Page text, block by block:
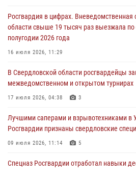
Росгвардия обеспечивает безопасность
направлении
31 июля 2026, 06:56
рассказал об итогах работы
«Телекон»
30 июля 2026, 11:33 1
Росгвардия в цифрах. Вневедомственная
области свыше 19 тысяч раз выезжала по
полугодии 2026 года
16 июля 2026, 11:29
В Свердловской области росгвардейцы
межведомственном и открытом турнирах
17 июля 2026, 04:38 3
Лучшими саперами и взрывотехниками в
Росгвардии признаны свердловские
09 июля 2026, 11:14 5
Спецназ Росгвардии отработал навыки